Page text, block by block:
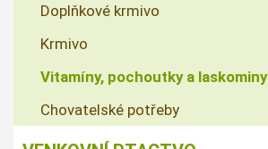
Doplňkové krmivo
Krmivo
Vitamíny, pochoutky a laskominy
Chovatelské potřeby